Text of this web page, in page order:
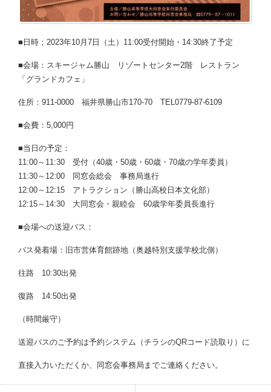
■日時；2023年10月7日（土）11:00受付開始・14:30終了予定
■会場：スキージャム勝山 リゾートセンター2階 レストラン
「グランドカフェ」
住所：911-0000 福井県勝山市170-70 TEL0779-87-6109
■会費：5,000円
■当日の予定：
11:00～11:30 受付（40歳・50歳・60歳・70歳の学年委員）
11:30～12:00 同窓会総会 事務局進行
12:00～12:15 アトラクション（勝山高校日本文化部）
12:15～14:30 大同窓会・親睦会 60歳学年委員長進行
■会場への送迎バス：
バス発着場：旧市営体育館跡地（奥越特別支援学校北側）
往路 10:30出発
復路 14:50出発
（時間厳守）
送迎バスのご予約は予約システム（チラシのQRコード読取り）に
直接入力いただくか、同窓会事務局までご連絡ください。